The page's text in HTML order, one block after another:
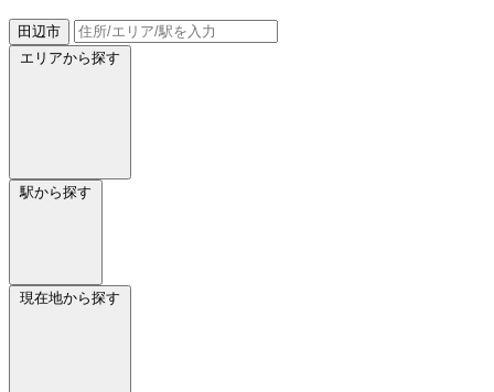
田辺市
エリアから探す
駅から探す
現在地から探す